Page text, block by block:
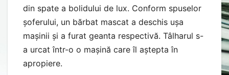
din spate a bolidului de lux. Conform spuselor
șoferului, un bărbat mascat a deschis ușa
mașinii și a furat geanta respectivă. Tâlharul s-
a urcat într-o o mașină care îl aștepta în
apropiere.